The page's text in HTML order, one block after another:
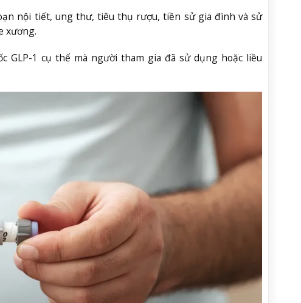
nội tiết, ung thư, tiêu thụ rượu, tiền sử gia đình và sử
xương.
1 cụ thể mà người tham gia đã sử dụng hoặc liều